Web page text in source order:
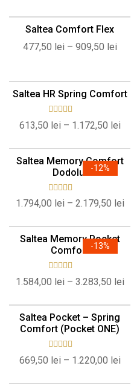
Saltea Comfort Flex
477,50 lei – 909,50 lei
Saltea HR Spring Comfort
Evaluat la
613,50 lei – 1.172,50 lei
-12%
Saltea Memory Comfort
Dodolut
Evaluat la
1.794,00 lei – 2.179,50 lei
-13%
Saltea Memory Pocket
Comfort
Evaluat la
1.584,00 lei – 3.283,50 lei
Saltea Pocket – Spring
Comfort (Pocket ONE)
Evaluat la
669,50 lei – 1.220,00 lei